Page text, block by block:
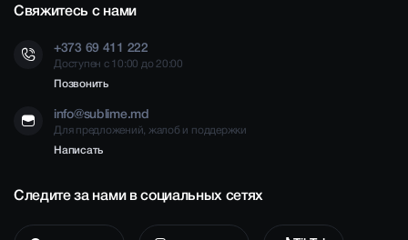
Свяжитесь с нами
+373 69 411 222
Доступен с 10:00 до 20:00
Позвонить
info@sublime.md
Для предложений, жалоб и поддержки
Написать
Следите за нами в социальных сетях